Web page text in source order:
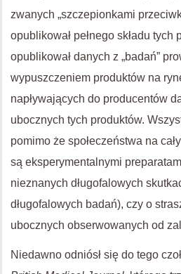
zwanych „szczepionkami
opublikował pełnego składu tych
opublikował danych z „badań”
wypuszczeniem produktów na
napływających do producentów
ubocznych tych produktów.
pomimo że społeczeństwa na
są eksperymentalnymi
nieznanych długofalowych
długofalowych badań), czy o
ubocznych obserwowanych od
Niedawno odniósł się do tego